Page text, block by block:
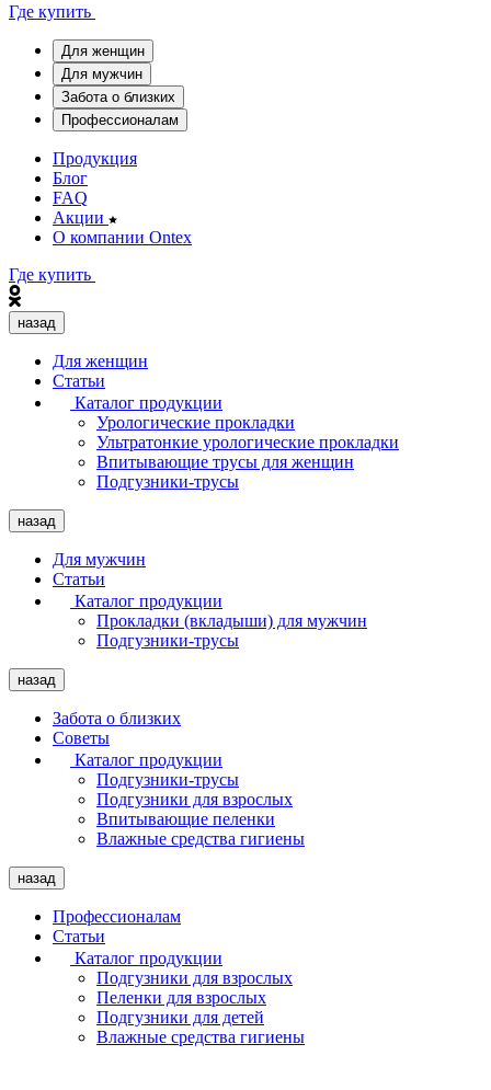
Где купить
Для женщин
Для мужчин
Забота о близких
Профессионалам
Продукция
Блог
FAQ
Акции
О компании Ontex
Где купить
назад
Для женщин
Статьи
Каталог продукции
Урологические прокладки
Ультратонкие урологические прокладки
Впитывающие трусы для женщин
Подгузники-трусы
назад
Для мужчин
Статьи
Каталог продукции
Прокладки (вкладыши) для мужчин
Подгузники-трусы
назад
Забота о близких
Советы
Каталог продукции
Подгузники-трусы
Подгузники для взрослых
Впитывающие пеленки
Влажные средства гигиены
назад
Профессионалам
Статьи
Каталог продукции
Подгузники для взрослых
Пеленки для взрослых
Подгузники для детей
Влажные средства гигиены